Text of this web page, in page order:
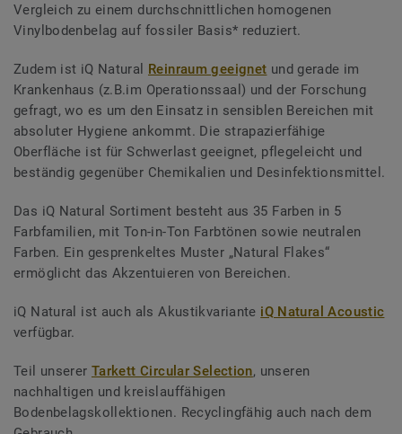
Vergleich zu einem durchschnittlichen homogenen
Vinylbodenbelag auf fossiler Basis* reduziert.
Zudem ist iQ Natural Reinraum geeignet und gerade im
Krankenhaus (z.B.im Operationssaal) und der Forschung
gefragt, wo es um den Einsatz in sensiblen Bereichen mit
absoluter Hygiene ankommt. Die strapazierfähige
Oberfläche ist für Schwerlast geeignet, pflegeleicht und
beständig gegenüber Chemikalien und Desinfektionsmittel.
Das iQ Natural Sortiment besteht aus 35 Farben in 5
Farbfamilien, mit Ton-in-Ton Farbtönen sowie neutralen
Farben. Ein gesprenkeltes Muster „Natural Flakes“
ermöglicht das Akzentuieren von Bereichen.
iQ Natural ist auch als Akustikvariante iQ Natural Acoustic
verfügbar.
Teil unserer Tarkett Circular Selection, unseren
nachhaltigen und kreislauffähigen
Bodenbelagskollektionen. Recyclingfähig auch nach dem